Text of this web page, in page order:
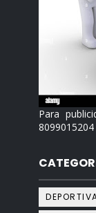
Para
8099015204